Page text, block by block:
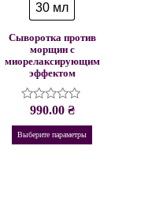
30 мл
Сыворотка против
морщин с
миорелаксирующим
эффектом
Оценка
из
5
990.00 ₴
Выберите параметры